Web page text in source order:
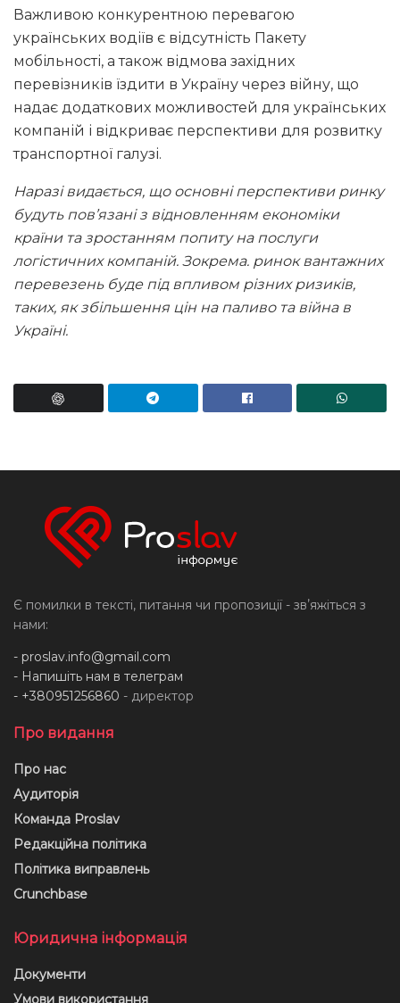
Важливою конкурентною перевагою
українських водіїв є відсутність Пакету
мобільності, а також відмова західних
перевізників їздити в Україну через війну, що
надає додаткових можливостей для українських
компаній і відкриває перспективи для розвитку
транспортної галузі.
Наразі видається, що основні перспективи ринку
будуть пов’язані з відновленням економіки
країни та зростанням попиту на послуги
логістичних компаній. Зокрема. ринок вантажних
перевезень буде під впливом різних ризиків,
таких, як збільшення цін на паливо та війна в
Україні.
Є помилки в тексті, питання чи пропозиції - звʼяжіться з
нами:
- proslav.info@gmail.com
- Напишіть нам в телеграм
- +380951256860 - директор
Про видання
Про нас
Аудиторія
Команда Proslav
Редакційна політика
Політика виправлень
Crunchbase
Юридична інформація
Документи
Умови використання